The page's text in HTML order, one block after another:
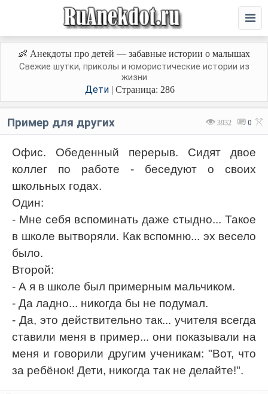
👶 Анекдоты про детей — забавные истории о малышах
Свежие шутки, приколы и юмористические истории из
жизни
Дети| Страница: 286
3932 0
Пример для других
Офис. Обеденный перерыв. Сидят двое
коллег по работе - беседуют о своих
школьных годах.
Один:
- Мне себя вспоминать даже стыдно... Такое
в школе вытворяли. Как вспомню... эх весело
было.
Второй:
- А я в школе был примерным мальчиком.
- Да ладно... никогда бы не подумал.
- Да, это действительно так... учителя всегда
ставили меня в пример... они показывали на
меня и говорили другим ученикам: "Вот, что
за ребёнок! Дети, никогда так не делайте!".